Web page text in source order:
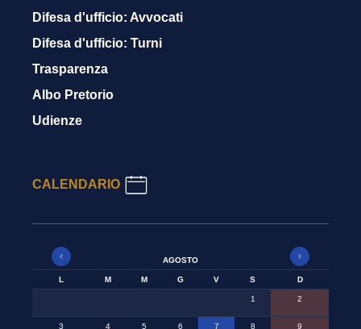
Difesa d'ufficio: Avvocati
Difesa d'ufficio: Turni
Trasparenza
Albo Pretorio
Udienze
CALENDARIO
AGOSTO
L M M G V S D
1 2
3 4 5 6 7 8 9